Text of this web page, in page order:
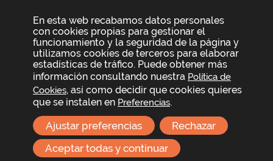
Opinión de los
análistas
Fecha de actualización: Febrero 2025
Analista
Ultimo
precio
objetivo
Ultima
recomendación
Estado
En esta web recabamos datos personales
con cookies propias para gestionar el
funcionamiento y la seguridad de la página y
utilizamos cookies de terceros para elaborar
estadísticas de tráfico. Puede obtener más
información consultando nuestra Política de
Cookies, así como decidir que cookies quieres
que se instalen en Preferencias.
Aceptar todas y continuar
Rechazar
Ajustar preferencias